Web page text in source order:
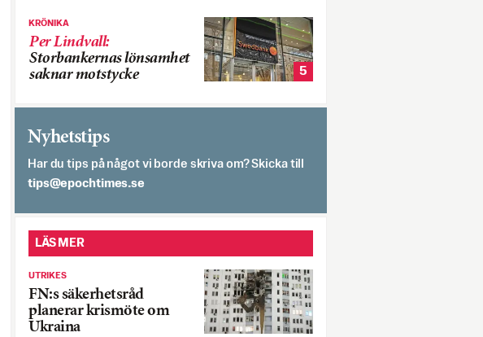
KRÖNIKA
Per Lindvall:
Storbankernas lönsamhet
saknar motstycke
5
Nyhetstips
Har du tips på något vi borde skriva om? Skicka till
es.semithcope@spit
LÄS MER
UTRIKES
FN:s säkerhetsråd
planerar krismöte om
Ukraina